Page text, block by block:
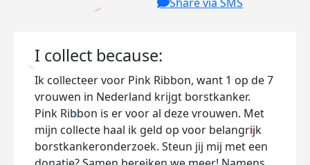
I collect because:
Ik collecteer voor Pink Ribbon, want 1 op de 7
vrouwen in Nederland krijgt borstkanker.
Pink Ribbon is er voor al deze vrouwen. Met
mijn collecte haal ik geld op voor belangrijk
borstkankeronderzoek. Steun jij mij met een